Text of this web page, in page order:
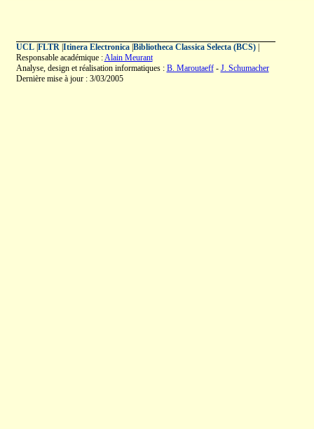
UCL| FLTR| Itinera Electronica| Bibliotheca Classica Selecta (BCS)|
Responsable académique :Alain Meurant
Analyse, design et réalisation informatiques : B. Maroutaeff- J. Schumacher
Dernière mise à jour : 3/03/2005